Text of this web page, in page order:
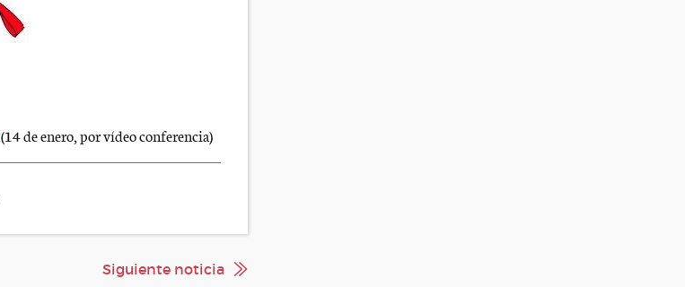
(14 de enero, por vídeo conferencia)
Siguiente noticia